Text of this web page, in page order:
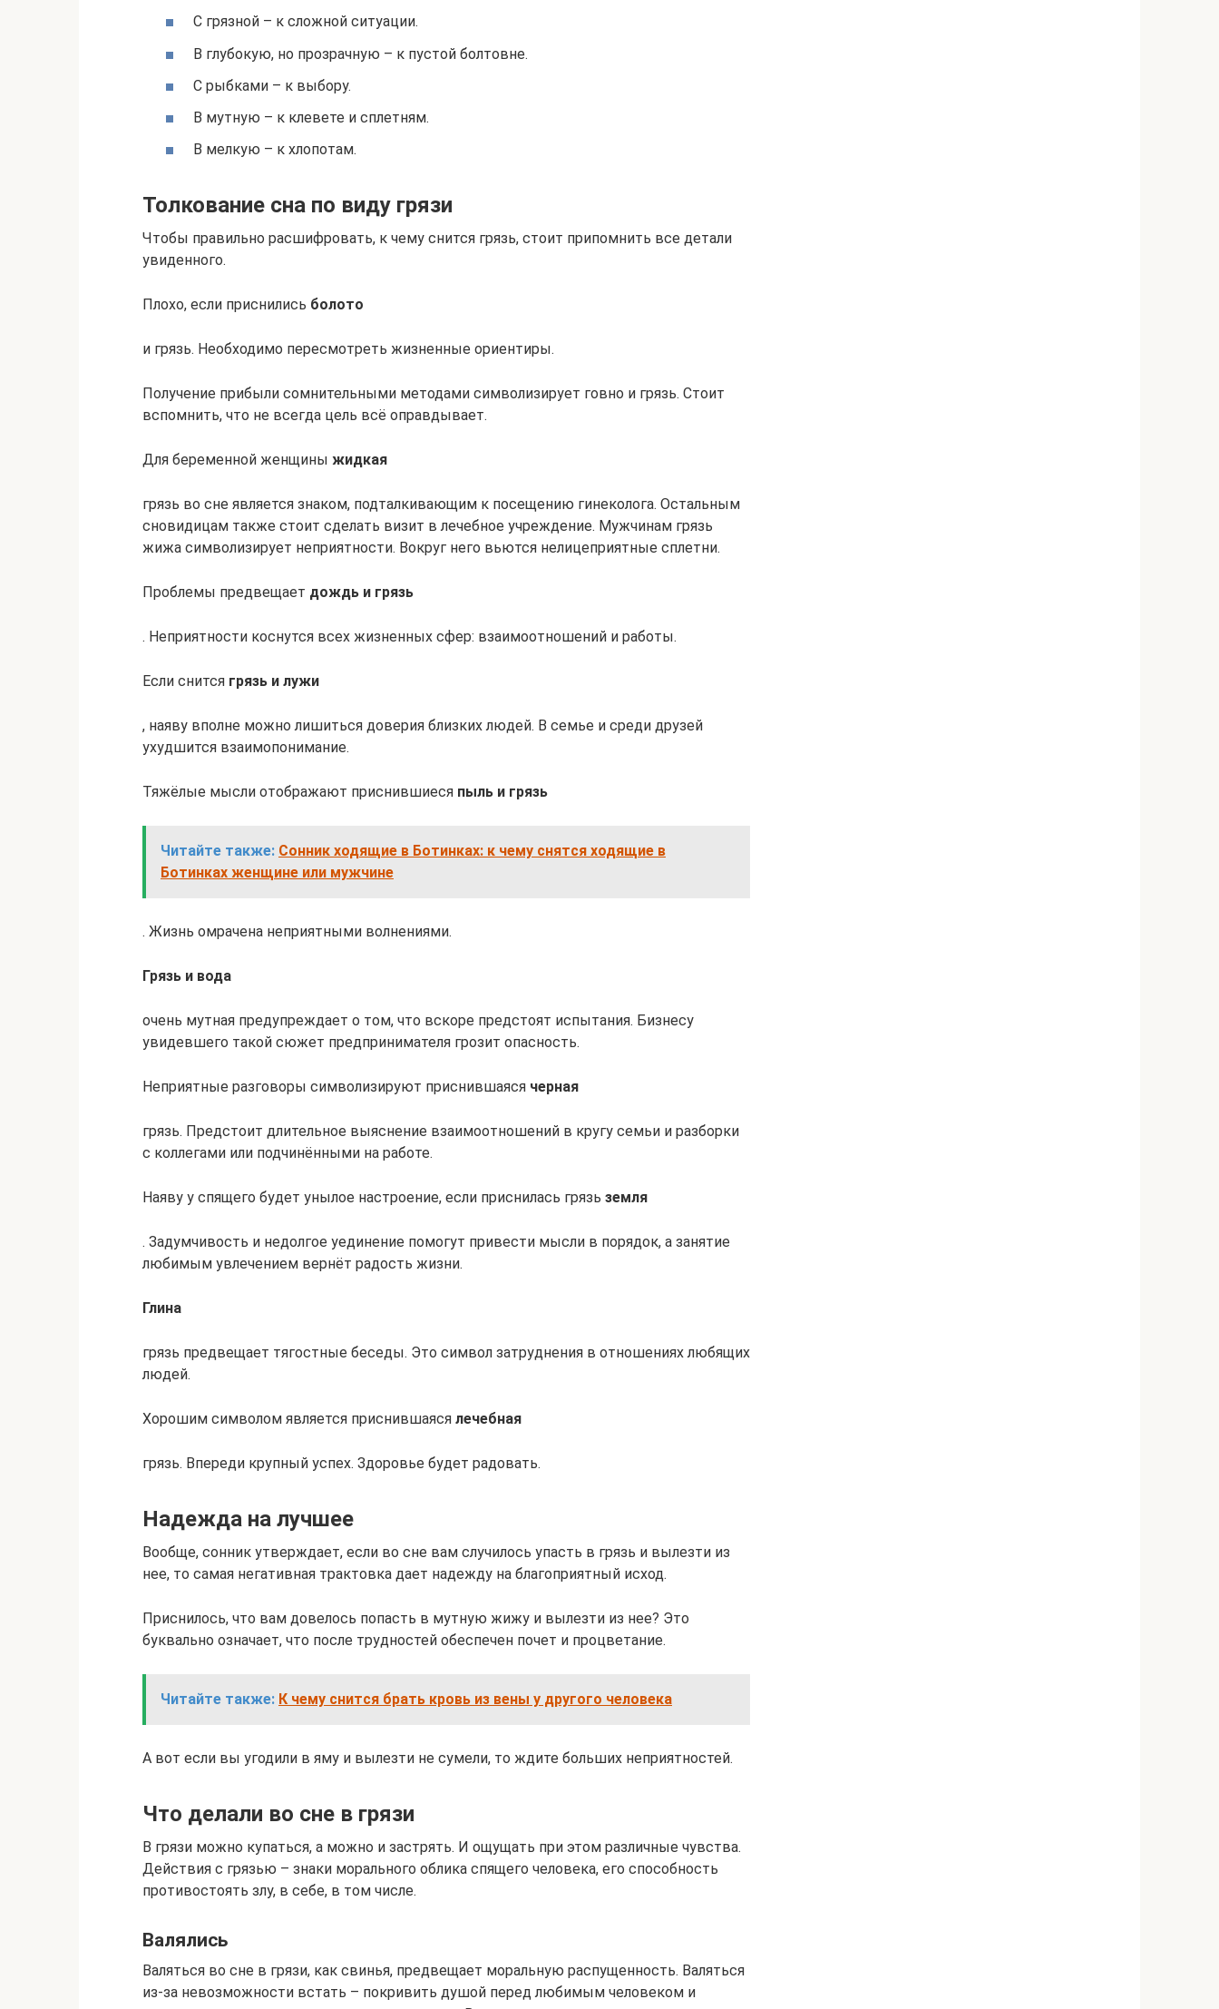
С грязной – к сложной ситуации.
В глубокую, но прозрачную – к пустой болтовне.
С рыбками – к выбору.
В мутную – к клевете и сплетням.
В мелкую – к хлопотам.
Толкование сна по виду грязи
Чтобы правильно расшифровать, к чему снится грязь, стоит припомнить все детали
увиденного.
Плохо, если приснились болото
и грязь. Необходимо пересмотреть жизненные ориентиры.
Получение прибыли сомнительными методами символизирует говно и грязь. Стоит
вспомнить, что не всегда цель всё оправдывает.
Для беременной женщины жидкая
грязь во сне является знаком, подталкивающим к посещению гинеколога. Остальным
сновидицам также стоит сделать визит в лечебное учреждение. Мужчинам грязь
жижа символизирует неприятности. Вокруг него вьются нелицеприятные сплетни.
Проблемы предвещает дождь и грязь
. Неприятности коснутся всех жизненных сфер: взаимоотношений и работы.
Если снится грязь и лужи
, наяву вполне можно лишиться доверия близких людей. В семье и среди друзей
ухудшится взаимопонимание.
Тяжёлые мысли отображают приснившиеся пыль и грязь
Читайте также: Сонник ходящие в Ботинках: к чему снятся ходящие в
Ботинках женщине или мужчине
. Жизнь омрачена неприятными волнениями.
Грязь и вода
очень мутная предупреждает о том, что вскоре предстоят испытания. Бизнесу
увидевшего такой сюжет предпринимателя грозит опасность.
Неприятные разговоры символизируют приснившаяся черная
грязь. Предстоит длительное выяснение взаимоотношений в кругу семьи и разборки
с коллегами или подчинёнными на работе.
Наяву у спящего будет унылое настроение, если приснилась грязь земля
. Задумчивость и недолгое уединение помогут привести мысли в порядок, а занятие
любимым увлечением вернёт радость жизни.
Глина
грязь предвещает тягостные беседы. Это символ затруднения в отношениях любящих
людей.
Хорошим символом является приснившаяся лечебная
грязь. Впереди крупный успех. Здоровье будет радовать.
Надежда на лучшее
Вообще, сонник утверждает, если во сне вам случилось упасть в грязь и вылезти из
нее, то самая негативная трактовка дает надежду на благоприятный исход.
Приснилось, что вам довелось попасть в мутную жижу и вылезти из нее? Это
буквально означает, что после трудностей обеспечен почет и процветание.
Читайте также: К чему снится брать кровь из вены у другого человека
А вот если вы угодили в яму и вылезти не сумели, то ждите больших неприятностей.
Что делали во сне в грязи
В грязи можно купаться, а можно и застрять. И ощущать при этом различные чувства.
Действия с грязью – знаки морального облика спящего человека, его способность
противостоять злу, в себе, в том числе.
Валялись
Валяться во сне в грязи, как свинья, предвещает моральную распущенность. Валяться
из-за невозможности встать – покривить душой перед любимым человеком и